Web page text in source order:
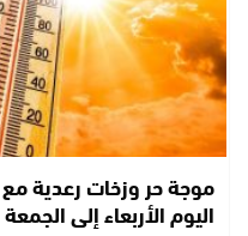
موجة حر وزخات رعدية
اليوم الأربعاء إلى